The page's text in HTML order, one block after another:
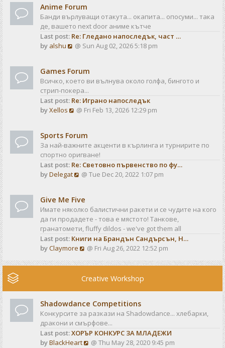
s
t
e
s
t
p
s
t
w
t
h
e
e
s
t
p
o
t
Anime Forum
Банди върлуващи отакута... окапита... опосуми... така
де, вашето next door аниме кътче
Last post: Re: Гледано напоследък, част …
by alshu
V
w
t
h
e
l
e
s
t
p
o
t
@ Sun Aug 02, 2026 5:18 pm
Games Forum
Всичко, което ви вълнува около голфа, бингото и
стрип-покера...
Last post: Re: Играно напоследък
byXellos
V
w
t
h
e
l
t
e
s
t
p
o
s
t
@ Fri Feb 13, 2026 12:29 pm
Sports Forum
За най-важните акценти в кърлинга и турнирите по
спортно оригване!
Last post: Re: Световно първенство по фу…
byDelegat
V
w
t
h
e
l
a
t
s
o
s
t
@ Tue Dec 20, 2022 1:07 pm
Give Me Five
Имате няколко балистични ракети и се чудите на кого
да ги продадете - това е мястото! Танкове,
гранатомети, fluffy dildos - we've got them all
Last post: Книги на Брандън Сандърсън, Н…
byClaymore
V
e
w
e
l
a
t
e
@ Fri Aug 26, 2022 12:52 pm
Creative Workshop
Shadowdance Competitions
Конкурсите за разкази на Shadowdance... хлебарки,
дракони и смърфове...
Last post:ХОРЪР КОНКУРС ЗА МЛАДЕЖИ
byBlackHeart
V@ Thu May 28, 2020 9:45 pm